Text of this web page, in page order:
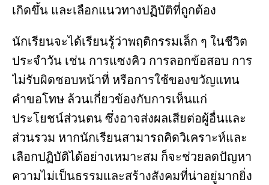
เกิดขึ้น และเลือกแนวทางปฏิบัติที่ถูกต้อง
นักเรียนจะได้เรียนรู้ว่าพฤติกรรมเล็ก ๆ ในชีวิต
ประจำวัน เช่น การแซงคิว การลอกข้อสอบ การ
ไม่รับผิดชอบหน้าที่ หรือการใช้ของขวัญแทน
คำขอโทษ ล้วนเกี่ยวข้องกับการเห็นแก่
ประโยชน์ส่วนตน ซึ่งอาจส่งผลเสียต่อผู้อื่นและ
ส่วนรวม หากนักเรียนสามารถคิดวิเคราะห์และ
เลือกปฏิบัติได้อย่างเหมาะสม ก็จะช่วยลดปัญหา
ความไม่เป็นธรรมและสร้างสังคมที่น่าอยู่มากยิ่ง